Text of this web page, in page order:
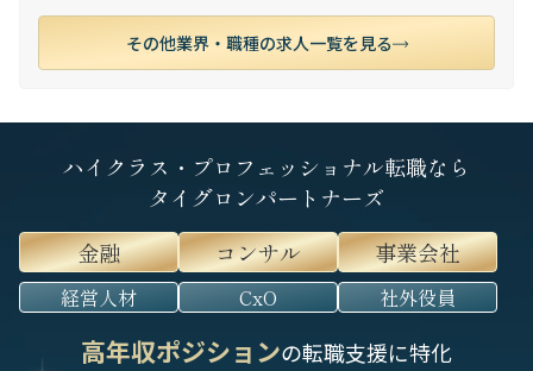
その他業界・職種の求人一覧を見る
ハイクラス・プロフェッショナル転職なら
タイグロンパートナーズ
金融
コンサル 事業会社
経営人材 CxO 社外役員
高年収ポジションの転職支援に特化